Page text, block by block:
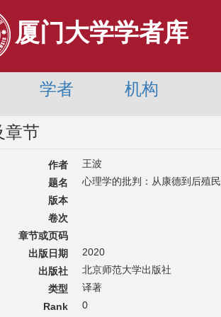
厦门大学学者库
学者 机构
章节
作者
王波
题名
心理学的批判：从康德到后殖
版本
卷次
章节或页码
出版日期
2020
出版社
北京师范大学出版社
类型
译著
Rank
0